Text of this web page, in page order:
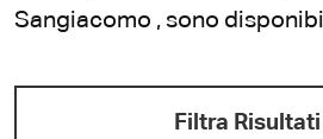
Sangiacomo , sono
Filtra Risultati